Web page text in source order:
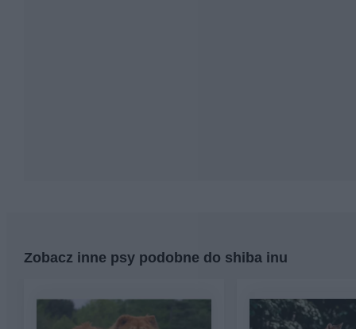
Zobacz inne psy podobne do shiba inu